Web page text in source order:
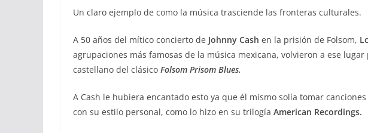
Un claro ejemplo de como la música trasciende las fronteras culturales.
A 50 años del mítico concierto de Johnny Cash en la prisión de Folsom,
agrupaciones más famosas de la música mexicana, volvieron a ese
castellano del clásico Folsom Prisom Blues.
A Cash le hubiera encantado esto ya que él mismo solía tomar
con su estilo personal, como lo hizo en su trilogía American Recordings.